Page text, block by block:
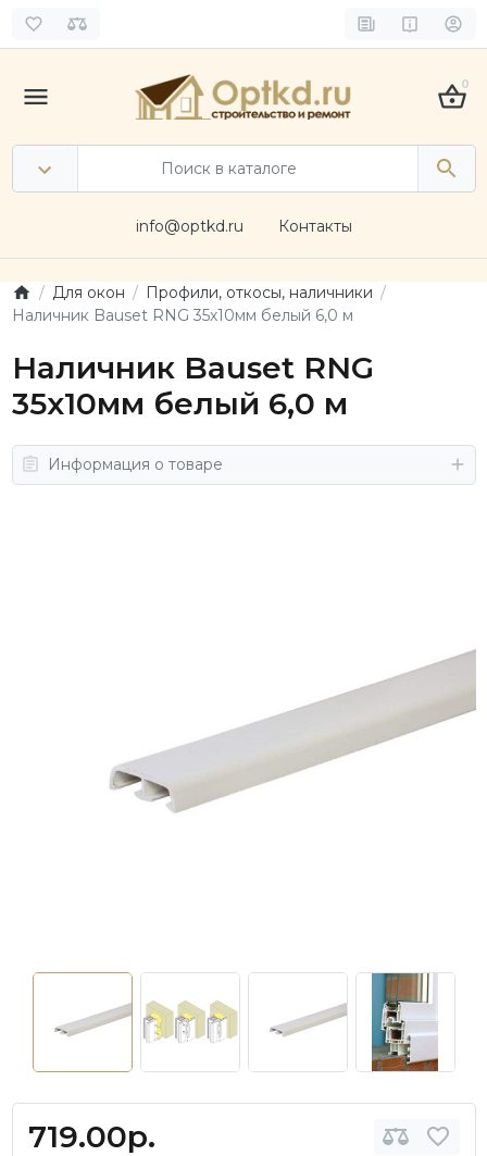
0
info@optkd.ru Контакты
Для окон
Профили, откосы, наличники
Наличник Bauset RNG 35х10мм белый 6,0 м
Наличник Bauset RNG
35х10мм белый 6,0 м
Информация о товаре
719.00р.